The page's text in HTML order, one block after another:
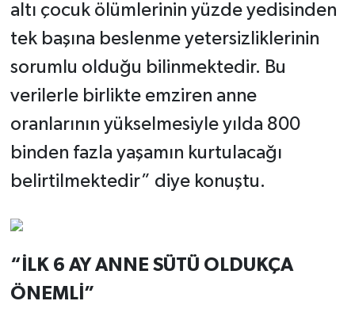
altı çocuk ölümlerinin yüzde yedisinden
tek başına beslenme yetersizliklerinin
sorumlu olduğu bilinmektedir. Bu
verilerle birlikte emziren anne
oranlarının yükselmesiyle yılda 800
binden fazla yaşamın kurtulacağı
belirtilmektedir” diye konuştu.
“İLK 6 AY ANNE SÜTÜ OLDUKÇA
ÖNEMLİ”